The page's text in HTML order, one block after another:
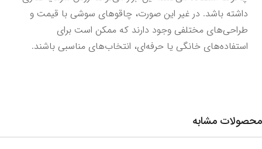
استفاده‌های خانگی یا حرفه‌ای، انتخاب‌های مناسبی باشند.
محصولات مشابه